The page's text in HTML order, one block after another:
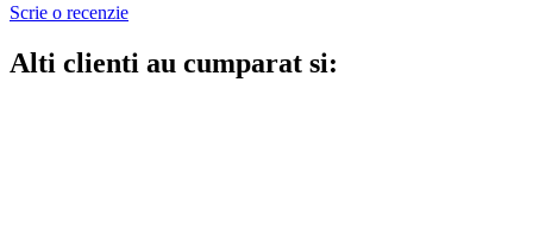
Scrie o recenzie
Alti clienti au cumparat si: